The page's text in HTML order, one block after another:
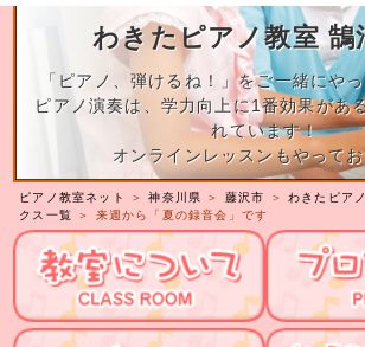
わきたピアノ教室 鵠
「ピアノ、弾けるね！」をご一緒にや
ピアノ演奏は、学力向上に1番効果があ
れています！
オンラインレッスンもやって
ピアノ教室ネット ＞神奈川県 ＞ 藤沢市 ＞わきたピア
クス一覧 ＞ 来週から「夏の録音会」です